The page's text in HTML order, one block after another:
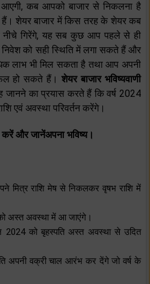
कब आपको बाजार से निकलना है
शेयर बाजार में किस तरह के शेयर कब
गिरेंगे, यह सब कुछ आप पहले से ही
को सही स्थिति में लगा सकते हैं और
लाभ भी मिल सकता है तथा आप अपनी
हो सकते हैं। शेयर बाजार भविष्यवाणी
का प्रयास करते हैं कि वर्ष 2024
एवं अवस्था परिवर्तन करेंगे।
करें और जानेंअपना भविष्य।
मित्र राशि मेष से निकलकर वृषभ राशि में
अस्त अवस्था में आ जाएंगे।
को बृहस्पति अस्त अवस्था से उदित
अपनी वक्री चाल आरंभ कर देंगे जो वर्ष के